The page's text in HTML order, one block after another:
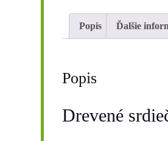
Popis Ďalšie
Popis
Drevené